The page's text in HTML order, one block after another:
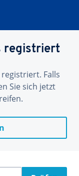
registriert
Falls
Sie sich jetzt